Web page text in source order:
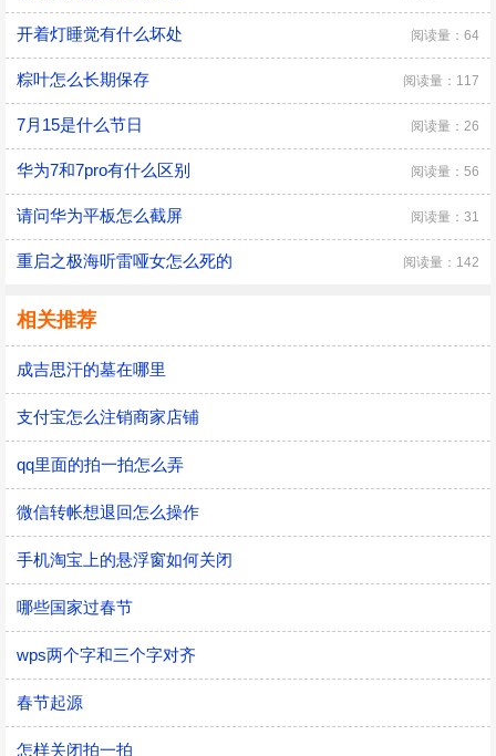
开着灯睡觉有什么坏处 阅读量：64
粽叶怎么长期保存 阅读量：117
7月15是什么节日 阅读量：26
华为7和7pro有什么区别 阅读量：56
请问华为平板怎么截屏 阅读量：31
重启之极海听雷哑女怎么死的 阅读量：142
相关推荐
成吉思汗的墓在哪里
支付宝怎么注销商家店铺
qq里面的拍一拍怎么弄
微信转帐想退回怎么操作
手机淘宝上的悬浮窗如何关闭
哪些国家过春节
wps两个字和三个字对齐
春节起源
怎样关闭拍一拍